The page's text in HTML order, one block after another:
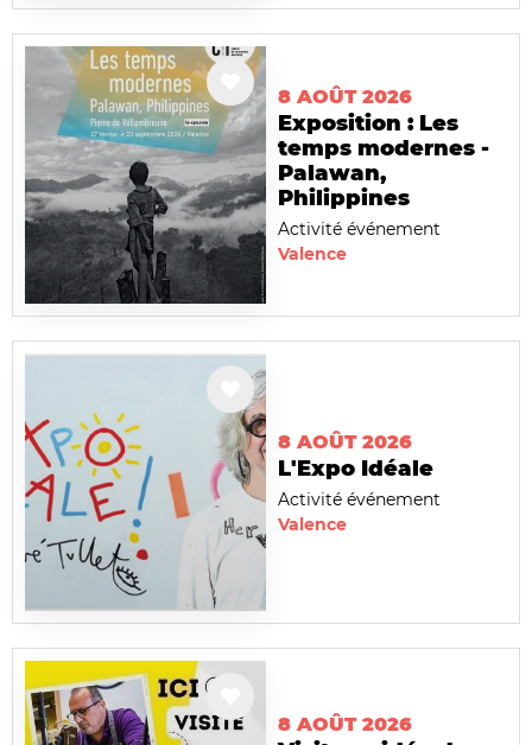
8 AOÛT 2026
Exposition : Les
temps modernes -
Palawan,
Philippines
Activité événement
Valence
8 AOÛT 2026
L'Expo Idéale
Activité événement
Valence
8 AOÛT 2026